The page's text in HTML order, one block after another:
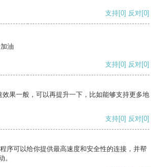
支持[0] 反对[0]
油
支持[0] 反对[0]
效果一般，可以再提升一下，比如能够支持更多地
支持[0] 反对[0]
序可以给你提供最高速度和安全性的连接，并帮
。